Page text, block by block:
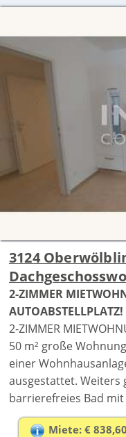
3124
2-ZIMMER
AUTOABSTELLPLATZ!
2-ZIMMER
50 m² große
einer
ausgestattet. Weiters
barrierefreies Bad mit
Miete: € 838,60